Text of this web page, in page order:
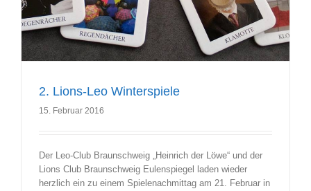
2. Lions-Leo Winterspiele
15. Februar 2016
Der Leo-Club Braunschweig „Heinrich der Löwe“ und der
Lions Club Braunschweig Eulenspiegel laden wieder
herzlich ein zu einem Spielenachmittag am 21. Februar in